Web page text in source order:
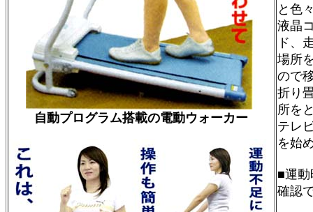
自動プログラム搭載の電動ウォーカー
と色
液晶
ド、
場所
ので
折り
所を
テレ
を始
■運
確認